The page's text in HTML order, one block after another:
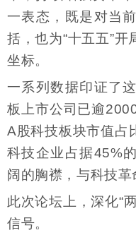
一表态，既是对当
括，也为“十五五”
坐标。
一系列数据印证了
板上市公司已逾
A股科技板块市值占
科技企业占据45%
阔的胸襟，与科技革
此次论坛上，深化“
信号。